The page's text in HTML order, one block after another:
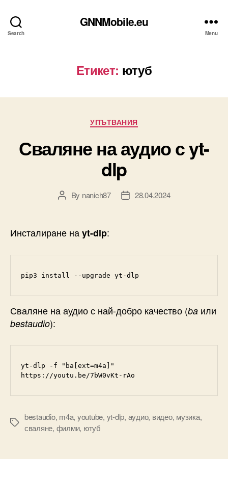
Search
GNNMobile.eu
Menu
Етикет: ютуб
Categories
УПЪТВАНИЯ
Сваляне на аудио с yt-
dlp
PostBy nanich87
Post28.04.2024
Инсталиране наyt-dlp:
pip3 install --upgrade yt-dlp
Сваляне на аудио с най-добро качество (ba или
bestaudio):
yt-dlp -f "ba[ext=m4a]"
https://youtu.be/7bW0vKt-rAo
Tags
bestaudio, m4a, youtube, yt-dlp, аудио, видео, музика,
сваляне, филми, ютуб